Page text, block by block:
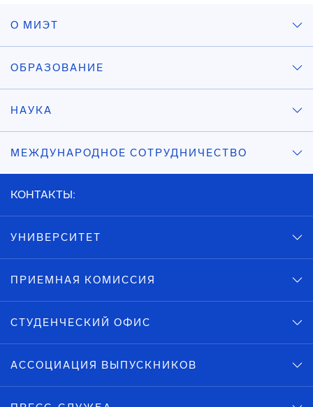
О МИЭТ
ОБРАЗОВАНИЕ
НАУКА
МЕЖДУНАРОДНОЕ СОТРУДНИЧЕСТВО
КОНТАКТЫ:
УНИВЕРСИТЕТ
ПРИЕМНАЯ КОМИССИЯ
СТУДЕНЧЕСКИЙ ОФИС
АССОЦИАЦИЯ ВЫПУСКНИКОВ